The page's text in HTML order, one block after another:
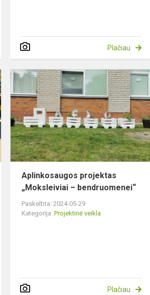
Plačiau
BUONGIORNO!
PASITINKAME
SVEČIUS
IŠ
ITALIJOS!
Aplinkosaugos projektas
„Moksleiviai – bendruomenei“
Paskelbta: 2024-05-29
Kategorija:Projektinė veikla
Plačiau